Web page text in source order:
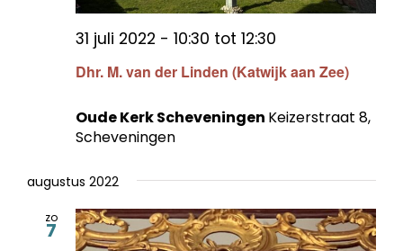
Dhr. M. van der Linden (Katwijk aan Zee)
31 juli 2022 - 10:30 tot 12:30
Oude Kerk Scheveningen Keizerstraat 8,
Scheveningen
augustus 2022
zo
7